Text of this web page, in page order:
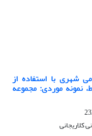
شهری با استفاده از
نمونه موردی: مجموعه